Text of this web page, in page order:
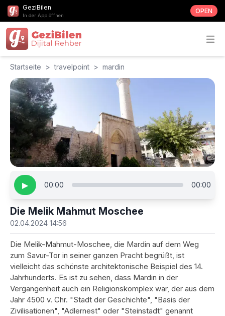
GeziBilen
In der App öffnen
OPEN
Startseite > travelpoint > mardin
▶ 00:00 00:00
Die Melik Mahmut Moschee
02.04.2024 14:56
Die Melik-Mahmut-Moschee, die Mardin auf dem Weg
zum Savur-Tor in seiner ganzen Pracht begrüßt, ist
vielleicht das schönste architektonische Beispiel des 14.
Jahrhunderts. Es ist zu sehen, dass Mardin in der
Vergangenheit auch ein Religionskomplex war, der aus dem
Jahr 4500 v. Chr. "Stadt der Geschichte", "Basis der
Zivilisationen", "Adlernest" oder "Steinstadt" genannt